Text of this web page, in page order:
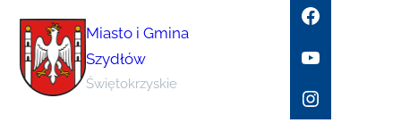
Miasto i Gmina
Szydłów
Świętokrzyskie
Facebook
YouTube
Instagram